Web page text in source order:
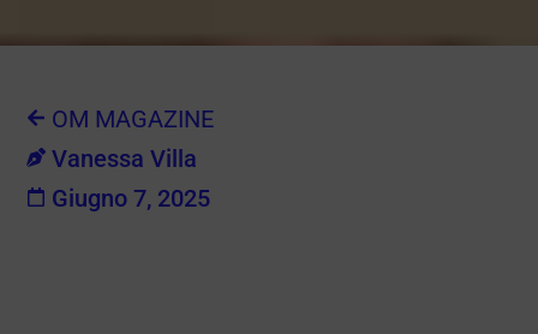
OM MAGAZINE
Vanessa Villa
Giugno 7, 2025